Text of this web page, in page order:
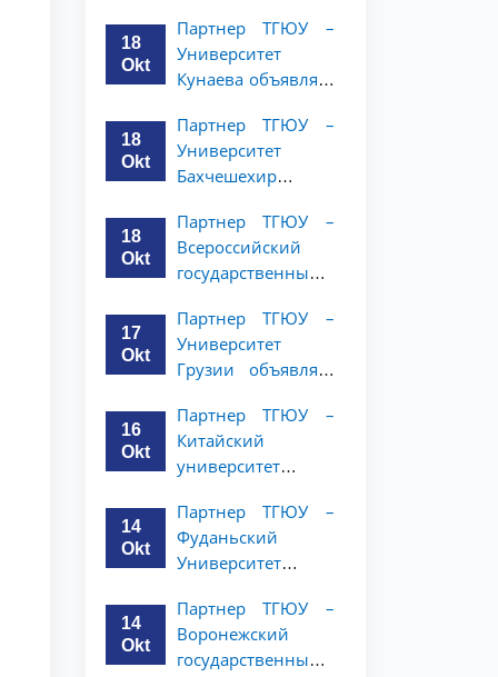
курсов
Купалы объявляет
программу
академической
студентов 2-3
курсов ТГЮУ
18
Okt
Партнер ТГЮУ –
Университет
Кунаева объявляет
академической
мобильности для
студентов 2–3
18
Okt
Партнер ТГЮУ –
Университет
Бахчешехир
программе
академической
мобильности для
курсов
18
Okt
Партнер ТГЮУ –
Всероссийский
государственный
юстиции
объявляет
программу
мобильности для
студентов 2–3
курсов ТГЮУ
17
Okt
Партнер ТГЮУ –
Университет
Грузии объявляет
академической
мобильности для
студентов 2–3
16
Okt
Партнер ТГЮУ –
Китайский
университет
и права объявляет
программу
академической
студентов 2–3
курсов ТГЮУ
14
Okt
Партнер ТГЮУ –
Фуданьский
Университет
программу
академической
мобильности для
14
Okt
Партнер ТГЮУ –
Воронежский
государственный